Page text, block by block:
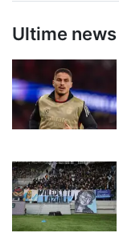
Ultime news